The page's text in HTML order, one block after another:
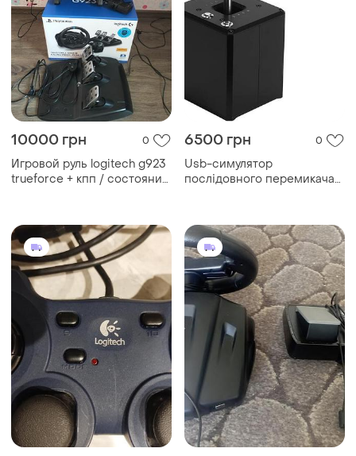
10000 грн 0
Игровой руль logitech g923
trueforce + кпп / состояние
6500 грн 0
Usb-симулятор
послідовного перемикача
гоночних перемикачів
передач для logitech g29
g27 g25 g920